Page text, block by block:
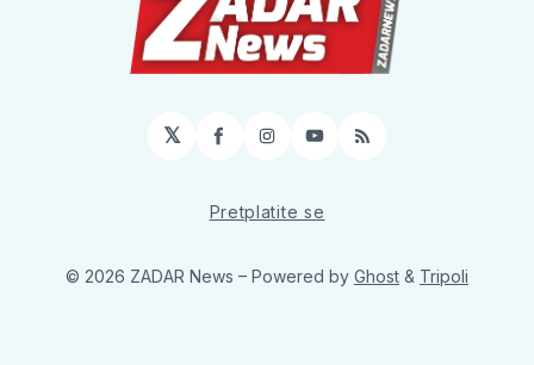
𝕏 Facebook
Instagram
YouTube
RSS
Pretplatite se
© 2026 ZADAR News – Powered by Ghost & Tripoli